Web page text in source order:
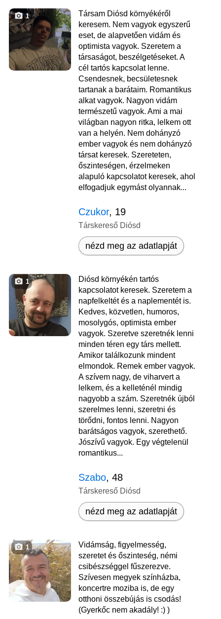
1
Társam Diósd környékéről
keresem. Nem vagyok egyszerű
eset, de alapvetően vidám és
optimista vagyok. Szeretem a
társaságot, beszélgetéseket. A
cél tartós kapcsolat lenne.
Csendesnek, becsületesnek
tartanak a barátaim. Romantikus
alkat vagyok. Nagyon vidám
természetű vagyok. Ami a mai
világban nagyon ritka, lelkem ott
van a helyén. Nem dohányzó
ember vagyok és nem dohányzó
társat keresek. Szereteten,
őszinteségen, érzelmeken
alapuló kapcsolatot keresek, ahol
elfogadjuk egymást olyannak...
Czukor, 19
Társkereső Diósd
nézd meg az adatlapját
1
Diósd környékén tartós
kapcsolatot keresek. Szeretem a
napfelkeltét és a naplementét is.
Kedves, közvetlen, humoros,
mosolygós, optimista ember
vagyok. Szeretve szeretnék lenni
minden téren egy társ mellett.
Amikor találkozunk mindent
elmondok. Remek ember vagyok.
A szívem nagy, de viharvert a
lelkem, és a kelleténél mindig
nagyobb a szám. Szeretnék újból
szerelmes lenni, szeretni és
törődni, fontos lenni. Nagyon
barátságos vagyok, szerethető.
Jószívű vagyok. Egy végtelenül
romantikus...
Szabo, 48
Társkereső Diósd
nézd meg az adatlapját
1
Vidámság, figyelmesség,
szeretet és őszinteség, némi
csibészséggel fűszerezve.
Szívesen megyek színházba,
koncertre moziba is, de egy
otthoni összebújás is csodás!
(Gyerkőc nem akadály! :) )